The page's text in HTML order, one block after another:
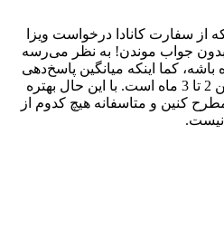
کانادا درخواست ویزا
جواب موندن! به نظر می‌رسه
میانگین پاسخ‌دهی
برای ایرانیان بین 2 تا 3 ماه است. با این حال بهتره
هیچ کدوم از